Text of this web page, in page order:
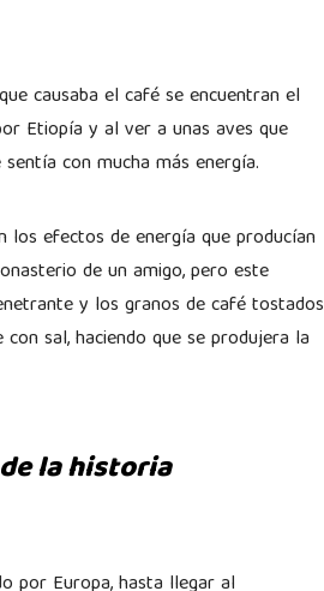
causaba el café se encuentran el
Etiopía y al ver a unas aves que
con mucha más energía.
los efectos de energía que producían
de un amigo, pero este
y los granos de café tostados
sal, haciendo que se produjera la
la historia